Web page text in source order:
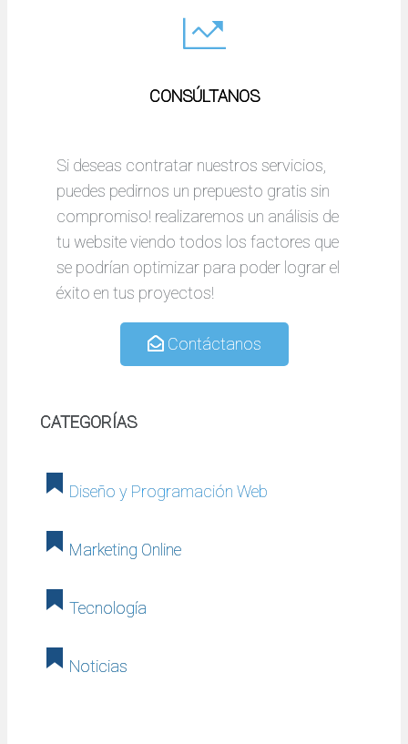
CONSÚLTANOS
Si deseas contratar nuestros servicios,
puedes pedirnos un prepuesto gratis sin
compromiso! realizaremos un análisis de
tu website viendo todos los factores que
se podrían optimizar para poder lograr el
éxito en tus proyectos!
Contáctanos
CATEGORÍAS
Diseño y Programación Web
Marketing Online
Tecnología
Noticias